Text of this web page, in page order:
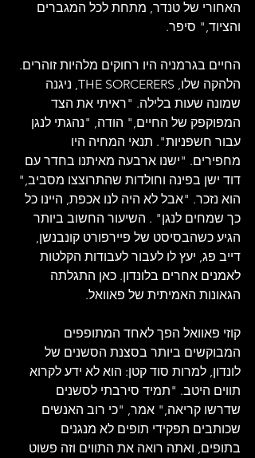
האחורי של טנדר, מתחת לכל המגברים
והציוד," סיפר.
החיים בגרמניה היו רחוקים מלהיות זוהרים.
הלהקה שלו, THE SORCERERS, ניגנה
שמונה שעות בלילה. "ראיתי את הצד
המפוקפק של החיים," הודה, "נהגתי לנגן
עבור חשפניות". תנאי המחיה היו
מחפירים. "ישנו ארבעה מאיתנו בחדר עם
דוד ישן בפינה וחולדות שהתרוצצו מסביב,"
הוא נזכר. "אבל לא היה לנו אכפת, היינו כל
כך שמחים לנגן" . השיעור החשוב ביותר
הגיע כשהבסיסט של פיירפורט קונבנשן,
דייב פג, יעץ לו לעבור לעבודות הקלטות
לאמנים אחרים בלונדון. כאן התגלתה
הגאונות האמיתית של פאוואל.
קוזי פאוואל הפך לאחד המתופפים
המבוקשים ביותר בסצנת הסשנים של
לונדון, למרות סוד קטן: הוא לא ידע לקרוא
תווים היטב. "תמיד סירבתי לסשנים
שדרשו קריאה," אמר, "כי רוב האנשים
שכותבים תפקידי תופים לא מנגנים
בתופים, ואתה רואה את התווים וזה פשוט